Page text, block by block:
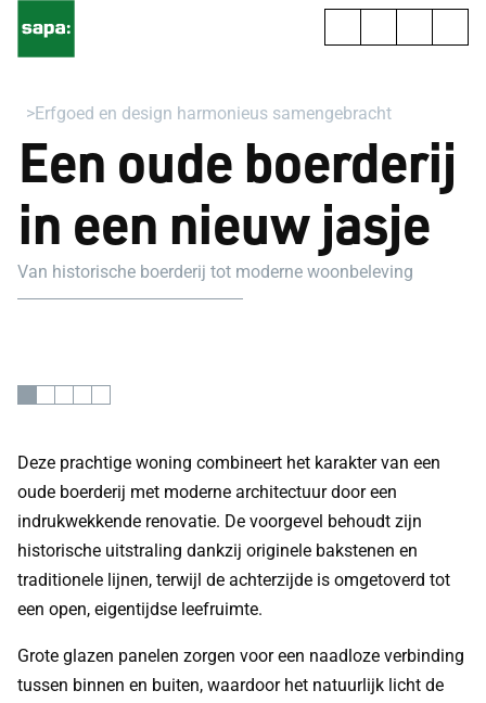
Erfgoed en design harmonieus samengebracht
Een oude boerderij
in een nieuw jasje
Van historische boerderij tot moderne woonbeleving
Deze prachtige woning combineert het karakter van een
oude boerderij met moderne architectuur door een
indrukwekkende renovatie. De voorgevel behoudt zijn
historische uitstraling dankzij originele bakstenen en
traditionele lijnen, terwijl de achterzijde is omgetoverd tot
een open, eigentijdse leefruimte.
Grote glazen panelen zorgen voor een naadloze verbinding
tussen binnen en buiten, waardoor het natuurlijk licht de